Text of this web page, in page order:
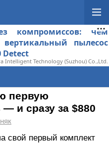
компромиссов: чем
вертикальный пылесос
Detect
Intelligent Technology (Suzhou) Co.,Ltd.
первую
и сразу за $880
свой первый комплект